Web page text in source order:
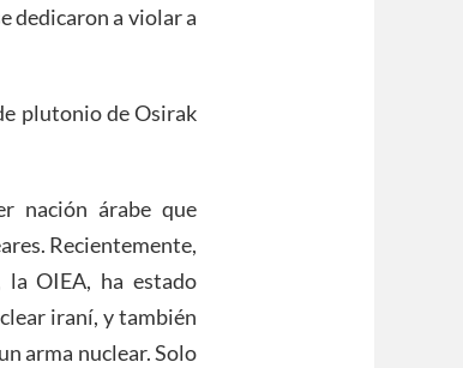
dedicaron a violar a
plutonio de Osirak
nación árabe que
Recientemente,
OIEA, ha estado
iraní, y también
un arma nuclear. Solo